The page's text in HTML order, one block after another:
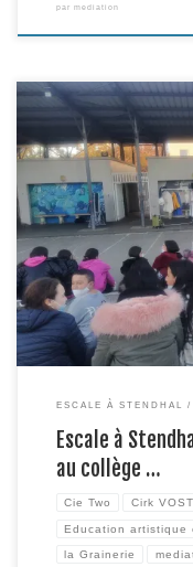
par mediation
Le 30 novembre dernier, 2
investissaient le collège
bravant le froid polaire
leur dernière création «
découvrir l’univers
ESCALE À STENDHAL
Escale à
au collège …
Cie Two Cirk VOST
Education artistique
la Grainerie